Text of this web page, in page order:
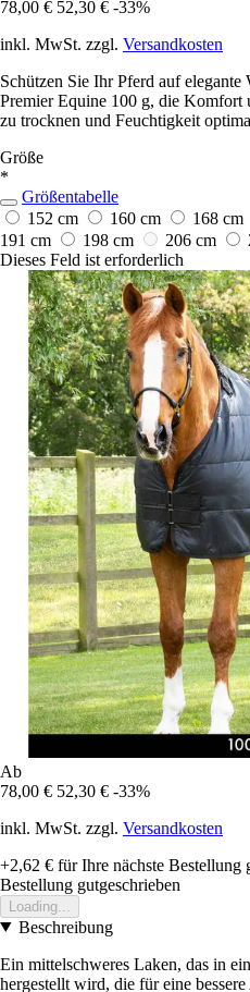
78,00 € 52,30 € -33%
inkl. MwSt. zzgl. Versandkosten
Schützen Sie Ihr Pferd auf elegante
Premier Equine 100 g, die
zu trocknen und Feuchtigkeit
Größe
*
Größentabelle
152 cm
160 cm 168 cm
191 cm
198 cm 206 cm
Dieses Feld ist erforderlich
Ab
78,00 € 52,30 € -33%
inkl. MwSt. zzgl. Versandkosten
+2,62 € für Ihre nächste Bestellung
Bestellung gutgeschrieben
Loading...
Beschreibung
Ein mittelschweres Laken, das in
hergestellt wird, die für eine